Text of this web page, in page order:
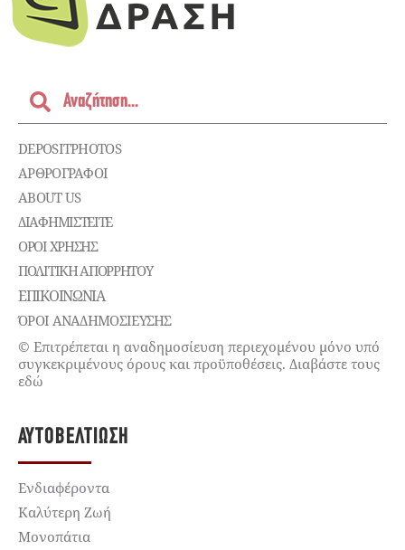
DEPOSITPHOTOS
ΑΡΘΡΟΓΡΑΦΟΙ
ABOUT US
ΔΙΑΦΗΜΙΣΤΕΊΤΕ
ΌΡΟΙ ΧΡΉΣΗΣ
ΠΟΛΙΤΙΚΉ ΑΠΟΡΡΉΤΟΥ
ΕΠΙΚΟΙΝΩΝΊΑ
ΌΡΟΙ ΑΝΑΔΗΜΟΣΙΕΥΣΗΣ
© Επιτρέπεται η αναδημοσίευση περιεχομένου μόνο υπό
συγκεκριμένους όρους και προϋποθέσεις. Διαβάστε τους
εδώ
ΑΥΤΟΒΕΛΤΊΩΣΗ
Ενδιαφέροντα
Καλύτερη Ζωή
Μονοπάτια